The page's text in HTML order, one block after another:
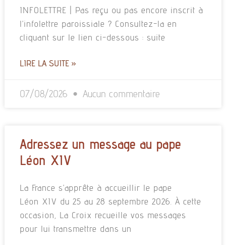
INFOLETTRE | Pas reçu ou pas encore inscrit à
l’infolettre paroissiale ? Consultez-la en
cliquant sur le lien ci-dessous : suite
LIRE LA SUITE »
07/08/2026 Aucun commentaire
Adressez un message au pape
Léon XIV
La France s’apprête à accueillir le pape
Léon XIV du 25 au 28 septembre 2026. À cette
occasion, La Croix recueille vos messages
pour lui transmettre dans un